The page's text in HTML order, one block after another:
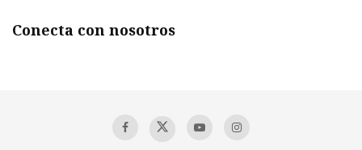
Conecta con nosotros